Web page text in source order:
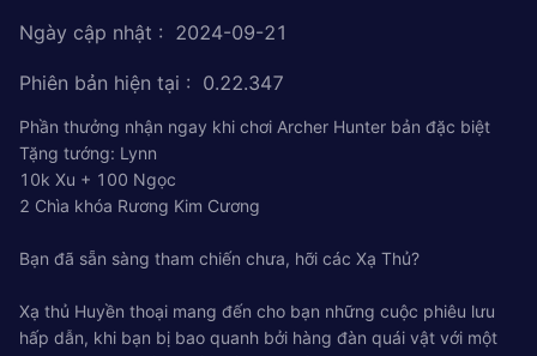
Ngày cập nhật : 2024-09-21
Phiên bản hiện tại : 0.22.347
Phần thưởng nhận ngay khi chơi Archer Hunter bản đặc biệt
Tặng tướng: Lynn
10k Xu + 100 Ngọc
2 Chìa khóa Rương Kim Cương
Bạn đã sẵn sàng tham chiến chưa, hỡi các Xạ Thủ?
Xạ thủ Huyền thoại mang đến cho bạn những cuộc phiêu lưu
hấp dẫn, khi bạn bị bao quanh bởi hàng đàn quái vật với một